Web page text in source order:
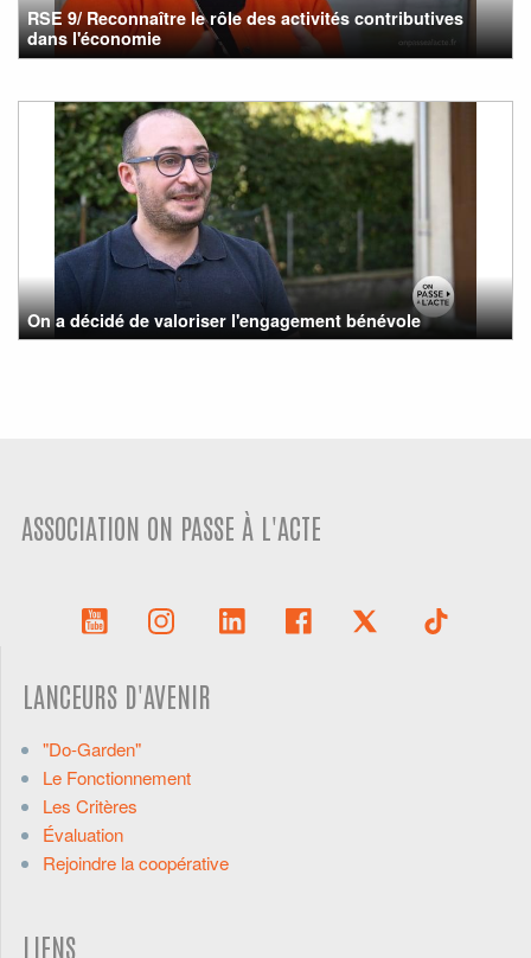
RSE 9/ Reconnaître le rôle des activités contributives
dans l'économie
On a décidé de valoriser l'engagement bénévole
ASSOCIATION ON PASSE À L'ACTE
LANCEURS D'AVENIR
"Do-Garden"
Le Fonctionnement
Les Critères
Évaluation
Rejoindre la coopérative
LIENS